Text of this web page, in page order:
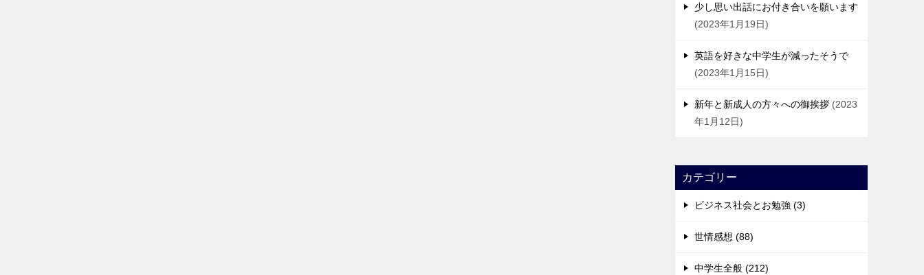
少し思い出話にお付き合いを願います
2023年1月19日
英語を好きな中学生が減ったそうで
2023年1月15日
新年と新成人の方々への御挨拶 2023
年1月12日
カテゴリー
ビジネス社会とお勉強 (3)
世情感想 (88)
中学生全般 (212)